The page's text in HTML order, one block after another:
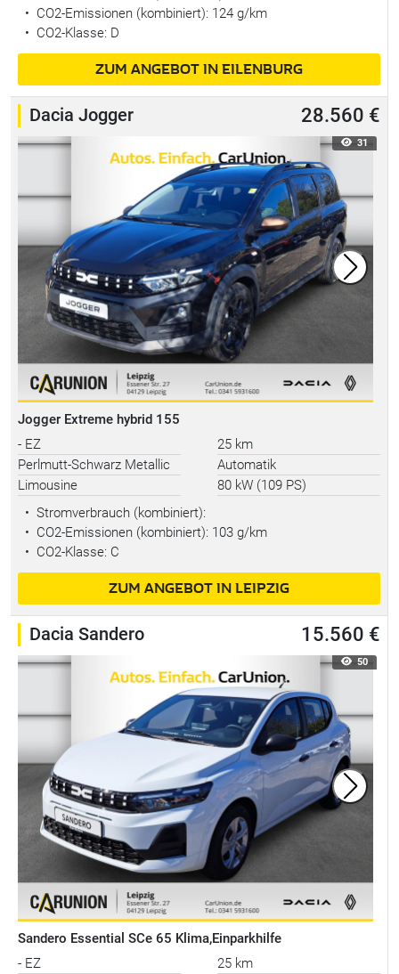
• CO2-Emissionen (kombiniert): 124 g/km
• CO2-Klasse: D
ZUM ANGEBOT IN EILENBURG
Dacia Jogger 28.560 €
31
Jogger Extreme hybrid 155
- EZ
25 km
Perlmutt-Schwarz Metallic
Automatik
Limousine
80 kW (109 PS)
• Stromverbrauch (kombiniert):
• CO2-Emissionen (kombiniert): 103 g/km
• CO2-Klasse: C
ZUM ANGEBOT IN LEIPZIG
Dacia Sandero 15.560 €
50
Sandero Essential SCe 65 Klima,Einparkhilfe
- EZ
25 km